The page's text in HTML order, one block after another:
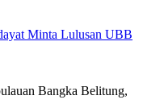
Minta Lulusan UBB
Bangka Belitung,